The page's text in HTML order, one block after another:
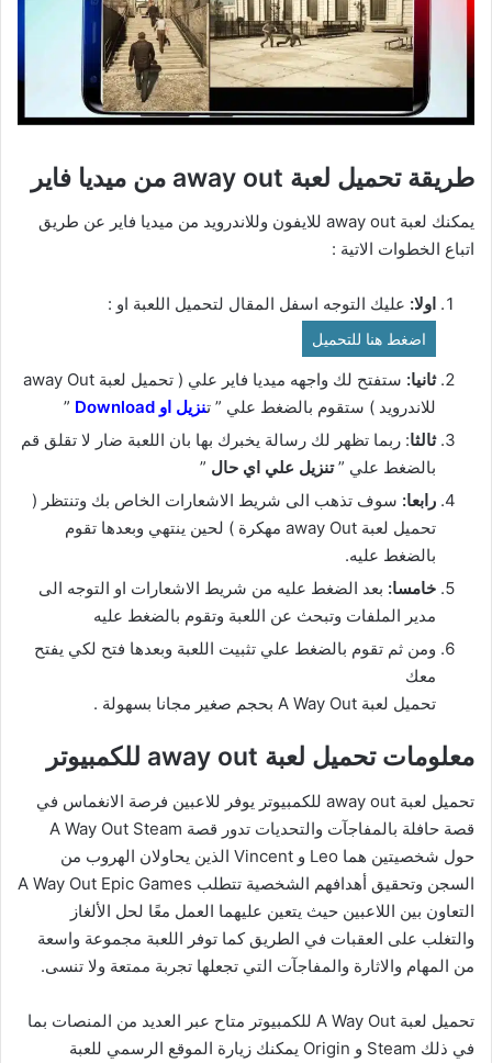
طريقة تحميل لعبة away out من ميديا فاير
يمكنك لعبة away out للايفون وللاندرويد من ميديا فاير عن طريق
اتباع الخطوات الاتية :
اولا: عليك التوجه اسفل المقال لتحميل اللعبة او :
اضغط هنا للتحميل
ثانيا:
ستفتح لك واجهه ميديا فاير علي ( تحميل لعبة away Out
للاندرويد ) ستقوم بالضغط علي ” تنزيل او Download
”
ثالثا: ربما تظهر لك رسالة يخبرك بها بان اللعبة ضار لا تقلق قم
بالضغط علي ”تنزيل علي اي حال ”
رابعا: سوف تذهب الى شريط الاشعارات الخاص بك وتنتظر (
تحميل لعبة away Out مهكرة ) لحين ينتهي وبعدها تقوم
بالضغط عليه.
خامسا: بعد الضغط عليه من شريط الاشعارات او التوجه الى
مدير الملفات وتبحث عن اللعبة وتقوم بالضغط عليه
ومن ثم تقوم بالضغط علي تثبيت اللعبة وبعدها فتح لكي يفتح
معك
تحميل لعبة A Way Out بحجم صغير مجانا بسهولة .
معلومات تحميل لعبة away out للكمبيوتر
تحميل لعبة away out للكمبيوتر يوفر للاعبين فرصة الانغماس في
قصة حافلة بالمفاجآت والتحديات تدور قصة A Way Out Steam
حول شخصيتين هما Leo و Vincent الذين يحاولان الهروب من
السجن وتحقيق أهدافهم الشخصية تتطلب A Way Out Epic Games
التعاون بين اللاعبين حيث يتعين عليهما العمل معًا لحل الألغاز
والتغلب على العقبات في الطريق كما توفر اللعبة مجموعة واسعة
من المهام والاثارة والمفاجآت التي تجعلها تجربة ممتعة ولا تنسى.
تحميل لعبة A Way Out للكمبيوتر متاح عبر العديد من المنصات بما
في ذلك Steam و Origin يمكنك زيارة الموقع الرسمي للعبة